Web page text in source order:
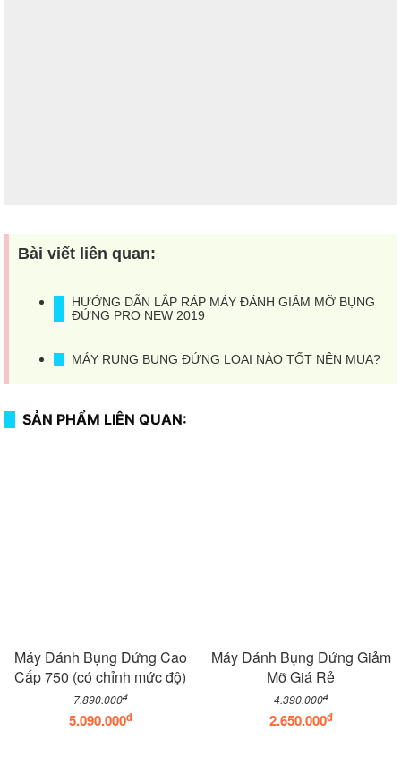
Bài viết liên quan:
HƯỚNG DẪN LẮP RÁP MÁY ĐÁNH GIẢM MỠ BỤNG
ĐỨNG PRO NEW 2019
MÁY RUNG BỤNG ĐỨNG LOẠI NÀO TỐT NÊN MUA?
SẢN PHẨM LIÊN QUAN:
Máy Đánh Bụng Đứng Cao
Cấp 750 (có chỉnh mức độ)
7.890.000đ
5.090.000đ
Máy Đánh Bụng Đứng Giảm
Mỡ Giá Rẻ
4.390.000đ
2.650.000đ